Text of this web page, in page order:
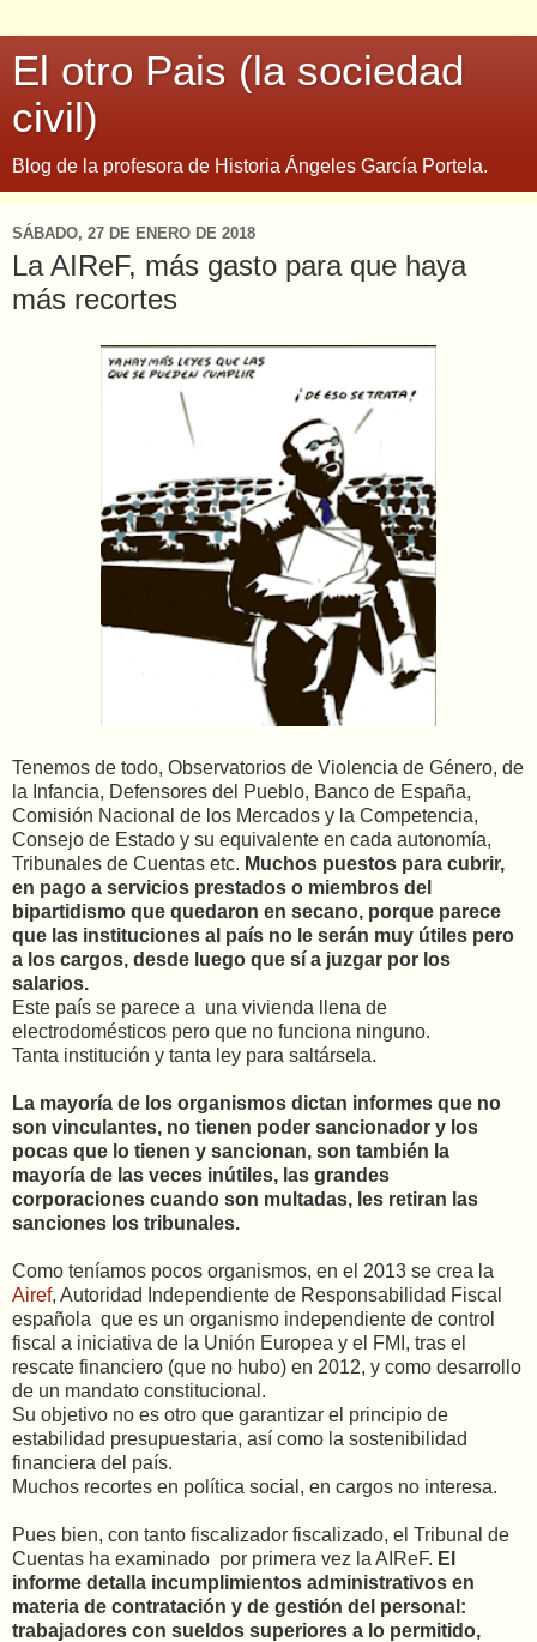
El otro Pais (la sociedad
civil)
Blog de la profesora de Historia Ángeles García Portela.
SÁBADO, 27 DE ENERO DE 2018
La AIReF, más gasto para que haya
más recortes
Tenemos de todo, Observatorios de Violencia de Género, de
la Infancia, Defensores del Pueblo, Banco de España,
Comisión Nacional de los Mercados y la Competencia,
Consejo de Estado y su equivalente en cada autonomía,
Tribunales de Cuentas etc. Muchos puestos para cubrir,
en pago a servicios prestados o miembros del
bipartidismo que quedaron en secano, porque parece
que las instituciones al país no le serán muy útiles pero
a los cargos, desde luego que sí a juzgar por los
salarios.
Este país se parece a una vivienda llena de
electrodomésticos pero que no funciona ninguno.
Tanta institución y tanta ley para saltársela.
La mayoría de los organismos dictan informes que no
son vinculantes, no tienen poder sancionador y los
pocas que lo tienen y sancionan, son también la
mayoría de las veces inútiles, las grandes
corporaciones cuando son multadas, les retiran las
sanciones los tribunales.
Como teníamos pocos organismos, en el 2013 se crea la
Airef, Autoridad Independiente de Responsabilidad Fiscal
española que es un organismo independiente de control
fiscal a iniciativa de la Unión Europea y el FMI, tras el
rescate financiero (que no hubo) en 2012, y como desarrollo
de un mandato constitucional.
Su objetivo no es otro que garantizar el principio de
estabilidad presupuestaria, así como la sostenibilidad
financiera del país.
Muchos recortes en política social, en cargos no interesa.
Pues bien, con tanto fiscalizador fiscalizado, el Tribunal de
Cuentas ha examinado por primera vez la AIReF. El
informe detalla incumplimientos administrativos en
materia de contratación y de gestión del personal:
trabajadores con sueldos superiores a lo permitido,